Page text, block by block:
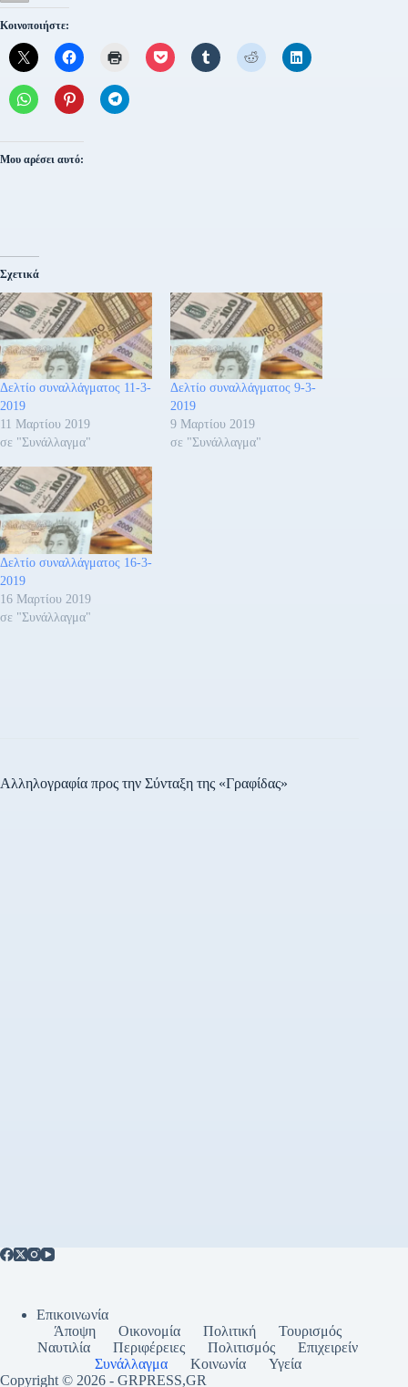
Κοινοποιήστε:
Μου αρέσει αυτό:
Σχετικά
Δελτίο συναλλάγματος 11-3-
2019
11 Μαρτίου 2019
σε "Συνάλλαγμα"
Δελτίο συναλλάγματος 9-3-
2019
9 Μαρτίου 2019
σε "Συνάλλαγμα"
Δελτίο συναλλάγματος 16-3-
2019
16 Μαρτίου 2019
σε "Συνάλλαγμα"
Αλληλογραφία προς την Σύνταξη της «Γραφίδας»
Επικοινωνία
Άποψη
Οικονομία Πολιτική
Τουρισμός
Ναυτιλία
Περιφέρειες Πολιτισμός
Επιχειρείν
Συνάλλαγμα
Κοινωνία
Υγεία
Copyright © 2026 - GRPRESS,GR